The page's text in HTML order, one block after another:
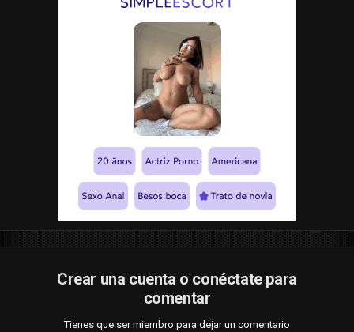
Crear una cuenta o conéctate para
comentar
Tienes que ser miembro para dejar un comentario